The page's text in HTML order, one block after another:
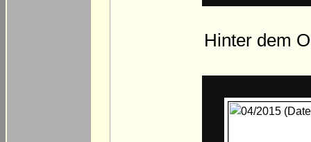
Hinter dem